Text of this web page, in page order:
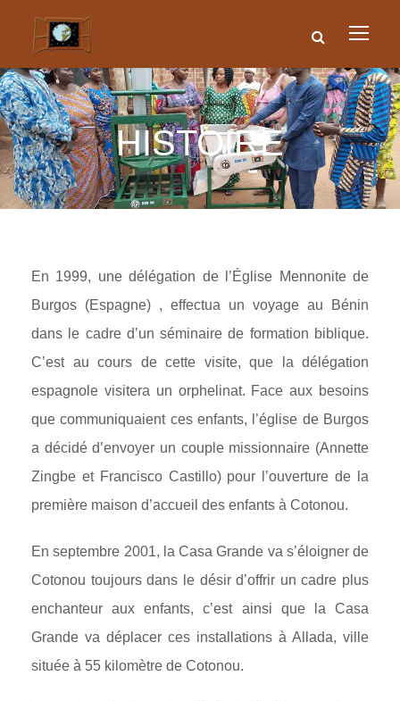
HISTOIRE
En 1999, une délégation de l’Église Mennonite de
Burgos (Espagne) , effectua un voyage au Bénin
dans le cadre d’un séminaire de formation biblique.
C’est au cours de cette visite, que la délégation
espagnole visitera un orphelinat. Face aux besoins
que communiquaient ces enfants, l’église de Burgos
a décidé d’envoyer un couple missionnaire (Annette
Zingbe et Francisco Castillo) pour l’ouverture de la
première maison d’accueil des enfants à Cotonou.
En septembre 2001, la Casa Grande va s’éloigner de
Cotonou toujours dans le désir d’offrir un cadre plus
enchanteur aux enfants, c’est ainsi que la Casa
Grande va déplacer ces installations à Allada, ville
située à 55 kilomètre de Cotonou.